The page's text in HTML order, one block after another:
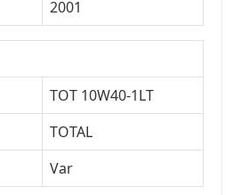
2001
TOT 10W40-1LT
TOTAL
Var